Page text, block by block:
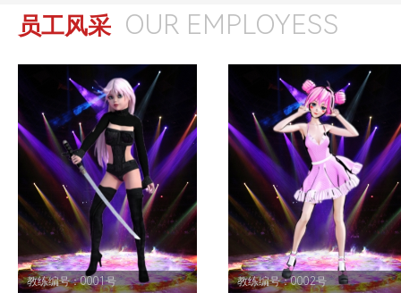
员工风采 OUR EMPLOYESS
教练编号：0001号 教练编号：0002号